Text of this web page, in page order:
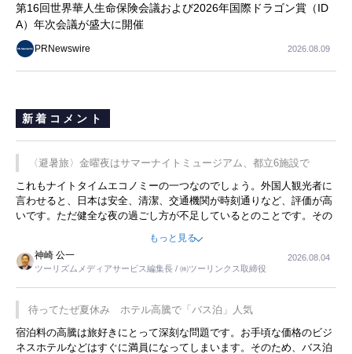
第16回世界華人生命保険会議および2026年国際ドラゴン賞（ID
A）年次会議が盛大に開催
PRNewswire 2026.08.09
新着コメント
〈避暑旅〉金曜夜はサマーナイトミュージアム、都立6施設で
これもナイトタイムエコノミーの一つなのでしょう。外国人観光者に
言わせると、日本は安全、清潔、交通機関が時刻通りなど、評価が高
いです。ただ健全な夜の過ごし方が不足しているとのことです。その
ような意味で、金曜夜にこのようなイベントが行われれば、日本人に
限らず外国人にとっても楽しみが増えるでしょうね。
もっと見る
神崎 公一
ツーリズムメディアサービス編集長 / ㈱ツーリンクス取締役
2026.08.04
待ってたぜ夏休み ホテル高騰で「バス泊」人気
宿泊料の高騰は旅好きにとって深刻な問題です。お手頃な価格のビジ
ネスホテルなどはすぐに満員になってしまいます。そのため、バス泊